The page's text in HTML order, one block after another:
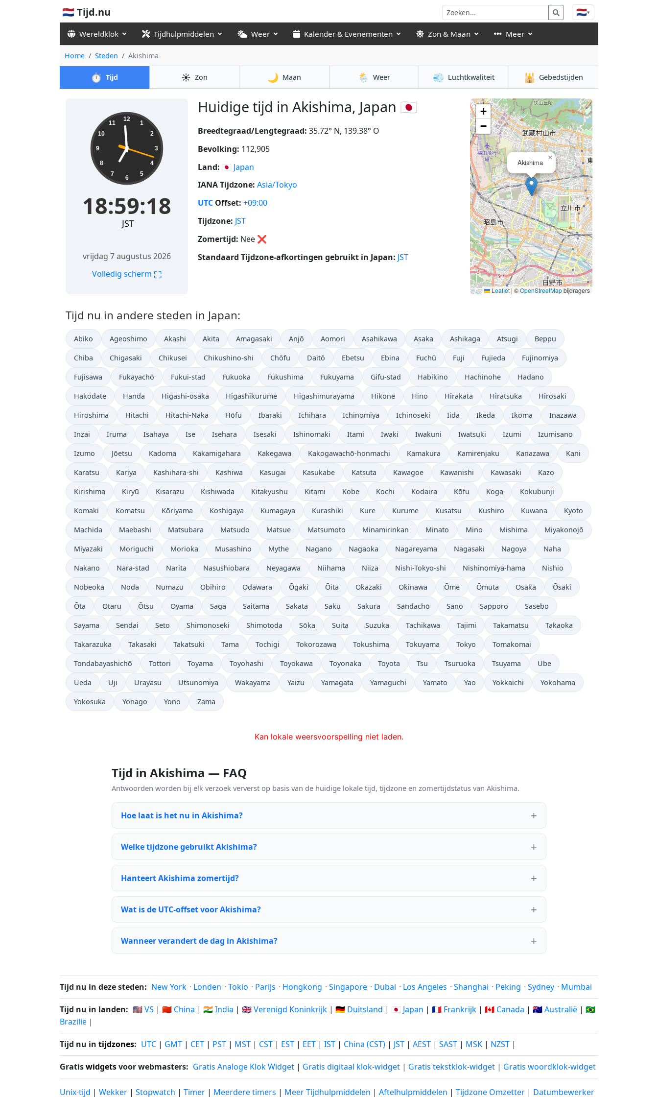
🇳🇱 Tijd.nu 🇳🇱▾
Wereldklok Tijdhulpmiddelen Weer Kalender & Evenementen Zon & Maan Meer
Home Steden Akishima
⏱️ Tijd ☀️ Zon 🌙 Maan 🌦️ Weer 💨 Luchtkwaliteit 🕌 Gebedstijden
Huidige tijd in Akishima, Japan 🇯🇵
18:59:18 12
1
2
3
4
5
6
7
8
9
10
11
18:59:18
JST
vrijdag 7 augustus 2026
Volledig scherm ⛶
Breedtegraad/Lengtegraad: 35.72° N, 139.38° O
Bevolking: 112,905
Land: 🇯🇵 Japan
IANA Tijdzone: Asia/Tokyo
UTC Offset: +09:00
Tijdzone: JST
Zomertijd: Nee ❌
Standaard Tijdzone-afkortingen gebruikt in Japan: JST
Akishima
×
+
−
Leaflet | ©OpenStreetMapbijdragers
Tijd nu in andere steden in Japan:
Abiko Ageoshimo Akashi Akita Amagasaki Anjō Aomori Asahikawa Asaka Ashikaga Atsugi Beppu
Chiba Chigasaki Chikusei Chikushino-shi Chōfu Daitō Ebetsu Ebina Fuchū Fuji Fujieda Fujinomiya
Fujisawa Fukayachō Fukui-stad Fukuoka Fukushima Fukuyama Gifu-stad Habikino Hachinohe Hadano
Hakodate Handa Higashi-ōsaka Higashikurume Higashimurayama Hikone Hino Hirakata Hiratsuka Hirosaki
Hiroshima Hitachi Hitachi-Naka Hōfu Ibaraki Ichihara Ichinomiya Ichinoseki Iida Ikeda Ikoma Inazawa
Inzai Iruma Isahaya Ise Isehara Isesaki Ishinomaki Itami Iwaki Iwakuni Iwatsuki Izumi Izumisano
Izumo Jōetsu Kadoma Kakamigahara Kakegawa Kakogawachō-honmachi Kamakura Kamirenjaku Kanazawa Kani
Karatsu Kariya Kashihara-shi Kashiwa Kasugai Kasukabe Katsuta Kawagoe Kawanishi Kawasaki Kazo
Kirishima Kiryū Kisarazu Kishiwada Kitakyushu Kitami Kobe Kochi Kodaira Kōfu Koga Kokubunji
Komaki Komatsu Kōriyama Koshigaya Kumagaya Kurashiki Kure Kurume Kusatsu Kushiro Kuwana Kyoto
Machida Maebashi Matsubara Matsudo Matsue Matsumoto Minamirinkan Minato Mino Mishima Miyakonojō
Miyazaki Moriguchi Morioka Musashino Mythe Nagano Nagaoka Nagareyama Nagasaki Nagoya Naha
Nakano Nara-stad Narita Nasushiobara Neyagawa Niihama Niiza Nishi-Tokyo-shi Nishinomiya-hama Nishio
Nobeoka Noda Numazu Obihiro Odawara Ōgaki Ōita Okazaki Okinawa Ōme Ōmuta Osaka Ōsaki
Ōta Otaru Ōtsu Oyama Saga Saitama Sakata Saku Sakura Sandachō Sano Sapporo Sasebo
Sayama Sendai Seto Shimonoseki Shimotoda Sōka Suita Suzuka Tachikawa Tajimi Takamatsu Takaoka
Takarazuka Takasaki Takatsuki Tama Tochigi Tokorozawa Tokushima Tokuyama Tokyo Tomakomai
Tondabayashichō Tottori Toyama Toyohashi Toyokawa Toyonaka Toyota Tsu Tsuruoka Tsuyama Ube
Ueda Uji Urayasu Utsunomiya Wakayama Yaizu Yamagata Yamaguchi Yamato Yao Yokkaichi Yokohama
Yokosuka Yonago Yono Zama
Kan lokale weersvoorspelling niet laden.
Tijd in Akishima — FAQ
Antwoorden worden bij elk verzoek ververst op basis van de huidige lokale tijd, tijdzone en zomertijdstatus van Akishima.
Hoe laat is het nu in Akishima?
Welke tijdzone gebruikt Akishima?
Hanteert Akishima zomertijd?
Wat is de UTC-offset voor Akishima?
Wanneer verandert de dag in Akishima?
Tijd nu in deze steden: New York · Londen · Tokio · Parijs · Hongkong · Singapore · Dubai · Los Angeles · Shanghai · Peking · Sydney · Mumbai
Tijd nu in landen: 🇺🇸 VS | 🇨🇳 China | 🇮🇳 India | 🇬🇧 Verenigd Koninkrijk | 🇩🇪 Duitsland | 🇯🇵 Japan | 🇫🇷 Frankrijk | 🇨🇦 Canada | 🇦🇺 Australië | 🇧🇷
Brazilië |
Tijd nu in tijdzones: UTC | GMT | CET | PST | MST | CST | EST | EET | IST | China (CST) | JST | AEST | SAST | MSK | NZST |
Gratiswidgetsvoor webmasters: Gratis Analoge Klok Widget | Gratis digitaal klok-widget | Gratis tekstklok-widget | Gratis woordklok-widget
Unix-tijd | Wekker | Stopwatch | Timer | Meerdere timers | Meer Tijdhulpmiddelen | Aftelhulpmiddelen | Tijdzone Omzetter | Datumbewerker